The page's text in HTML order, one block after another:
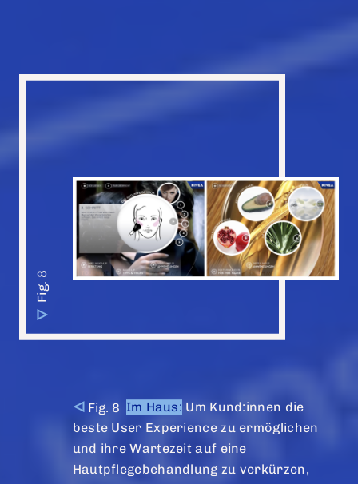
Im Haus: Um Kund:innen die
beste User Experience zu ermöglichen
und ihre Wartezeit auf eine
Hautpflegebehandlung zu verkürzen,